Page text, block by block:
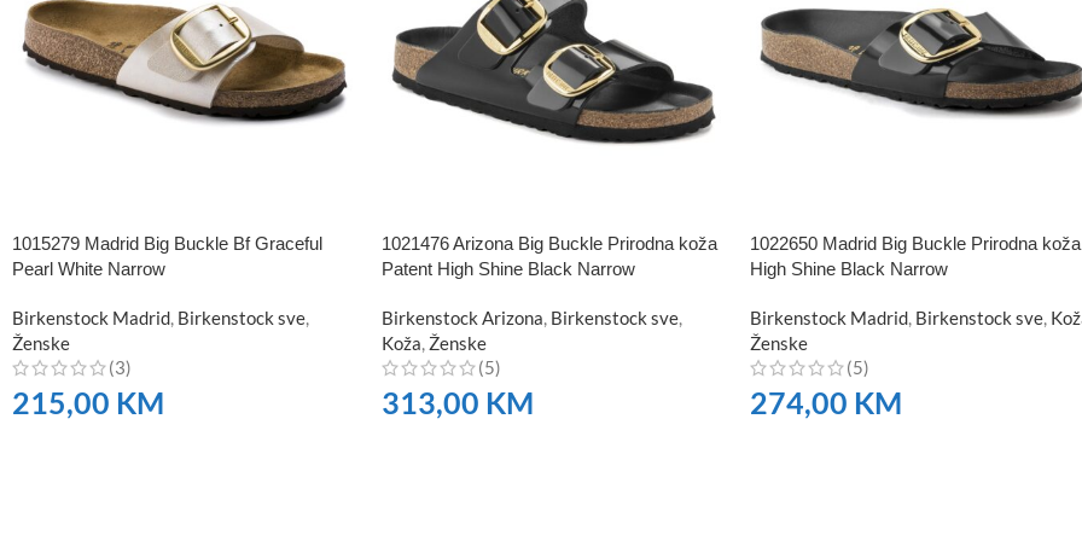
1015279 Madrid Big Buckle Bf Graceful
Pearl White Narrow
Birkenstock Madrid, Birkenstock sve,
Ženske
(3)
215,00 KM
1021476 Arizona Big Buckle Prirodna koža
Patent High Shine Black Narrow
Birkenstock Arizona, Birkenstock sve,
Koža, Ženske
(5)
313,00 KM
1022650 Madrid Big Buckle Prirodna koža
High Shine Black Narrow
Birkenstock Madrid, Birkenstock sve,
Ženske
(5)
274,00 KM